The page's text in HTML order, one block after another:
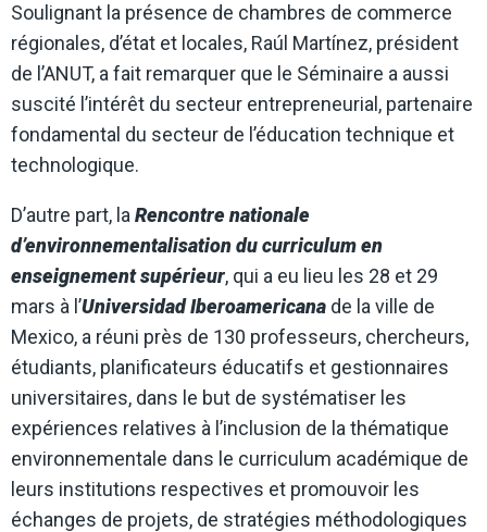
Soulignant la présence de chambres de commerce
régionales, d’état et locales, Raúl Martínez, président
de l’ANUT, a fait remarquer que le Séminaire a aussi
suscité l’intérêt du secteur entrepreneurial, partenaire
fondamental du secteur de l’éducation technique et
technologique.
D’autre part, la Rencontre nationale
d’environnementalisation du curriculum en
enseignement supérieur, qui a eu lieu les 28 et 29
mars à l’Universidad Iberoamericana de la ville de
Mexico, a réuni près de 130 professeurs, chercheurs,
étudiants, planificateurs éducatifs et gestionnaires
universitaires, dans le but de systématiser les
expériences relatives à l’inclusion de la thématique
environnementale dans le curriculum académique de
leurs institutions respectives et promouvoir les
échanges de projets, de stratégies méthodologiques